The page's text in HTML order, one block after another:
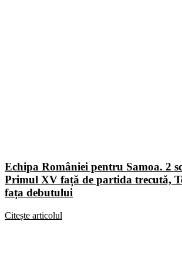
Echipa României pentru Samoa. 2
Primul XV față de partida trecută,
fața debutului
Citește articolul